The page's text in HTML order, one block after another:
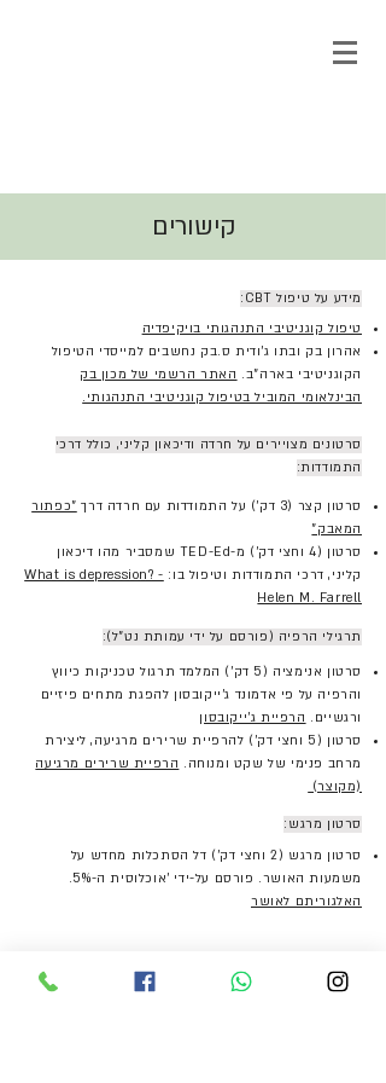
קישורים
מידע על טיפול CBT:
טיפול קוגניטיבי התנהגותי בויקיפדיה
אהרון בק ובתו ג'ודית ס.בק נחשבים למייסדי הטיפול
הקוגניטיבי בארה"ב. האתר הרשמי של מכון בק
הבינלאומי המוביל בטיפול קוגניטיבי התנהגותי.
סרטונים מצויירים על חרדה ודיכאון קליני, כולל דרכי
התמודדות:
סרטון קצר (3 דק') על התמודדות עם חרדה דרך
"כפתור
המאבק"
סרטון (4 וחצי דק')
מ-TED-Ed שמסביר מהו דיכאון
קליני, דרכי התמודדות וטיפול בו: What is depression? -
Helen M. Farrell
תרגילי הרפיה (פורסם על ידי עמותת נט"ל):
סרטון אנימציה (5 דק') המלמד תרגול טכניקות כיווץ
והרפיה על פי אדמונד ג'ייקובסון להפגת מתחים פיזיים
ורגשיים. הרפיית ג'ייקובסון
סרטון (5 וחצי דק') להרפיית שרירים מרגיעה, ליצירת
מרחב פנימי של שקט ומנוחה. הרפיית שרירים מרגיעה
(מקוצר)
סרטון מרגש:
סרטון מרגש (2 וחצי דק') דל הסתכלות מחדש על
משמעות האושר. פורסם על-ידי 'אוכלוסית ה-5%.
האלגוריתם לאושר
גלי גולן פסיכותרפיה